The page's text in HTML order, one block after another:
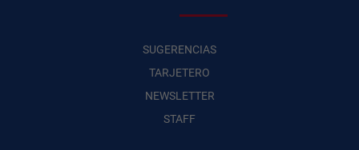
SUGERENCIAS
TARJETERO
NEWSLETTER
STAFF